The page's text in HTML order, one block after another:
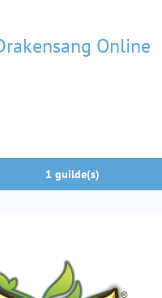
Online
1 guilde(s)